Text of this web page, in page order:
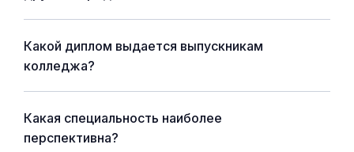
Какой диплом выдается выпускникам
колледжа?
Какая специальность наиболее
перспективна?